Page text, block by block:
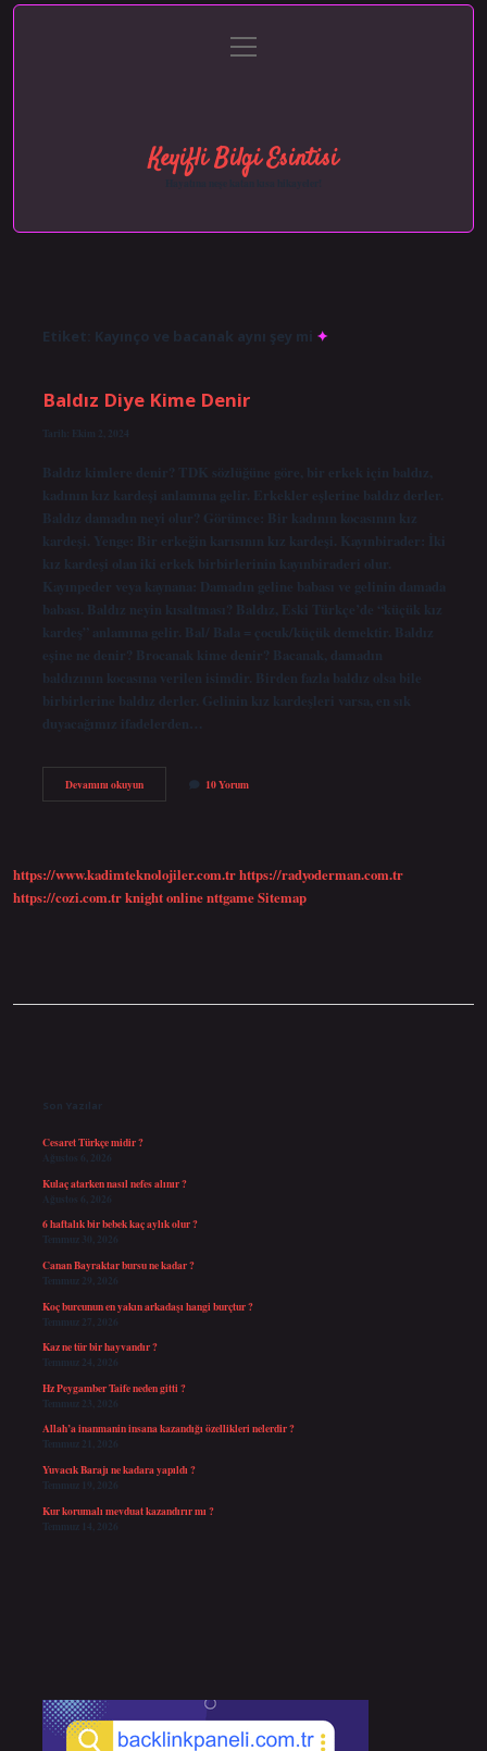
Gizlilik Politikası
menüyü
aç
Keyifli Bilgi Esintisi
Hayatına neşe katan kısa hikayeler!
Etiket: Kayınço ve bacanak aynı şey mi
Baldız Diye Kime Denir
Tarih: Ekim 2, 2024
Baldız kimlere denir? TDK sözlüğüne göre, bir erkek için baldız,
kadının kız kardeşi anlamına gelir. Erkekler eşlerine baldız derler.
Baldız damadın neyi olur? Görümce: Bir kadının kocasının kız
kardeşi. Yenge: Bir erkeğin karısının kız kardeşi. Kayınbirader: İki
kız kardeşi olan iki erkek birbirlerinin kayınbiraderi olur.
Kayınpeder veya kaynana: Damadın geline babası ve gelinin damada
babası. Baldız neyin kısaltması? Baldız, Eski Türkçe’de “küçük kız
kardeş” anlamına gelir. Bal/ Bala = çocuk/küçük demektir. Baldız
eşine ne denir? Brocanak kime denir? Bacanak, damadın
baldızının kocasına verilen isimdir. Birden fazla baldız olsa bile
birbirlerine baldız derler. Gelinin kız kardeşleri varsa, en sık
duyacağımız ifadelerden…
Devamını okuyunBaldız
Diye
10 Yorum
https://www.kadimteknolojiler.com.trhttps://radyoderman.com.tr
https://cozi.com.trknight onlinenttgameSitemap
Son Yazılar
Cesaret Türkçe midir ?
Ağustos 6, 2026
Kulaç atarken nasıl nefes alınır ?
Ağustos 6, 2026
6 haftalık bir bebek kaç aylık olur ?
Temmuz 30, 2026
Canan Bayraktar bursu ne kadar ?
Temmuz 29, 2026
Koç burcunun en yakın arkadaşı hangi burçtur ?
Temmuz 27, 2026
Kaz ne tür bir hayvandır ?
Temmuz 24, 2026
Hz Peygamber Taife neden gitti ?
Temmuz 23, 2026
Allah’a inanmanin insana kazandığı özellikleri nelerdir ?
Temmuz 21, 2026
Yuvacık Barajı ne kadara yapıldı ?
Temmuz 19, 2026
Kur korumalı mevduat kazandırır mı ?
Temmuz 14, 2026